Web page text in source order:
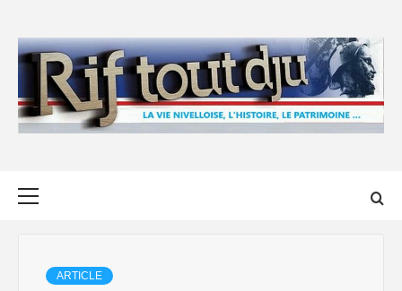
content
ARTICLE